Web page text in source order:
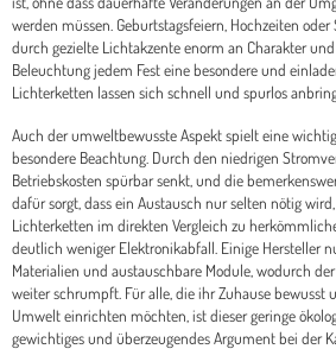
werden müssen. Geburtstagsfeiern, Hochzeiten
durch gezielte Lichtakzente enorm an Charakter
Beleuchtung jedem Fest eine besondere und
Lichterketten lassen sich schnell und spurlos
Auch der umweltbewusste Aspekt spielt eine
besondere Beachtung. Durch den niedrigen
Betriebskosten spürbar senkt, und die
dafür sorgt, dass ein Austausch nur selten nötig
Lichterketten im direkten Vergleich zu
deutlich weniger Elektronikabfall. Einige Hersteller
Materialien und austauschbare Module, wodurch
weiter schrumpft. Für alle, die ihr Zuhause bewusst
Umwelt einrichten möchten, ist dieser geringe
gewichtiges und überzeugendes Argument bei der